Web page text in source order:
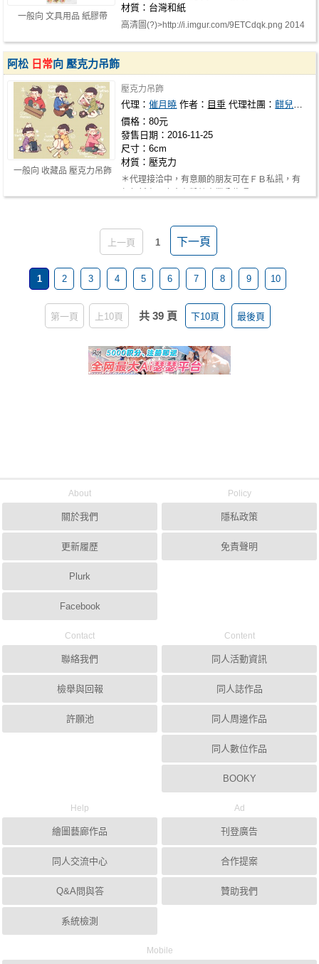
一般向 文具用品 紙膠帶
材質：台灣和紙
高清圖(?)>http://i.imgur.com/9ETCdqk.png 2014
一般向 收藏品 壓克力吊飾
阿松 日常向 壓克力吊飾
壓克力吊飾
代理：催月曉 作者： 目垂 代理社團：麒兒本舖
價格：80元
發售日期：2016-11-25
尺寸：6cm
材質：壓克力
＊代理接洽中，有意願的朋友可在ＦＢ私訊，有
上一頁 1 下一頁
1 2 3 4 5 6 7 8 9 10
第一頁 上10頁 共 39 頁 下10頁 最後頁
About
關於我們
更新履歷
Plurk
Facebook
Policy
隱私政策
免責聲明
Contact
聯絡我們
檢舉與回報
許願池
Content
同人活動資訊
同人誌作品
同人周邊作品
同人數位作品
BOOKY
Help
繪圖藝廊作品
同人交流中心
Q&A問與答
系統檢測
Ad
刊登廣告
合作提案
贊助我們
Mobile